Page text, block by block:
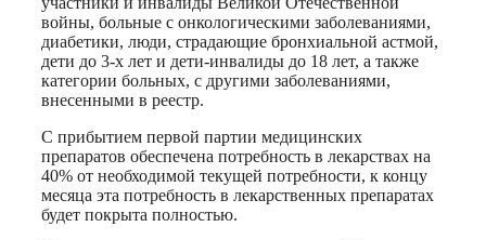
войны, больные с онкологическими заболеваниями,
диабетики, люди, страдающие бронхиальной астмой,
дети до 3-х лет и дети-инвалиды до 18 лет, а также
категории больных, с другими заболеваниями,
внесенными в реестр.
С прибытием первой партии медицинских
препаратов обеспечена потребность в лекарствах на
40% от необходимой текущей потребности, к концу
месяца эта потребность в лекарственных препаратах
будет покрыта полностью.